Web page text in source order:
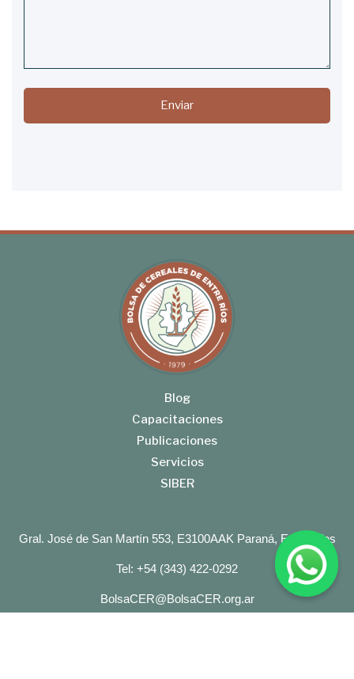
Enviar
Blog
Capacitaciones
Publicaciones
Servicios
SIBER
Gral. José de San Martín 553, E3100AAK Paraná, Entre Ríos
Tel: +54 (343) 422-0292
BolsaCER@BolsaCER.org.ar